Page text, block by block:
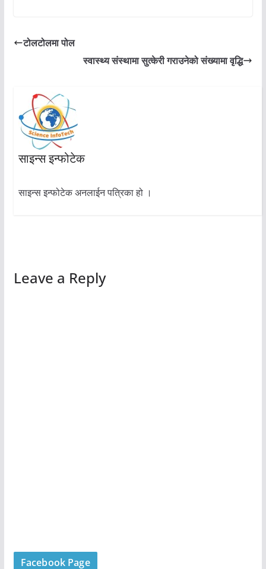
टोलटोलमा पोल
स्वास्थ्य संस्थामा सुत्केरी गराउनेको संख्यामा वृद्धि
साइन्स इन्फोटेक
साइन्स इन्फोटेक अनलाईन पत्रिका हो ।
Leave a Reply
Facebook Page